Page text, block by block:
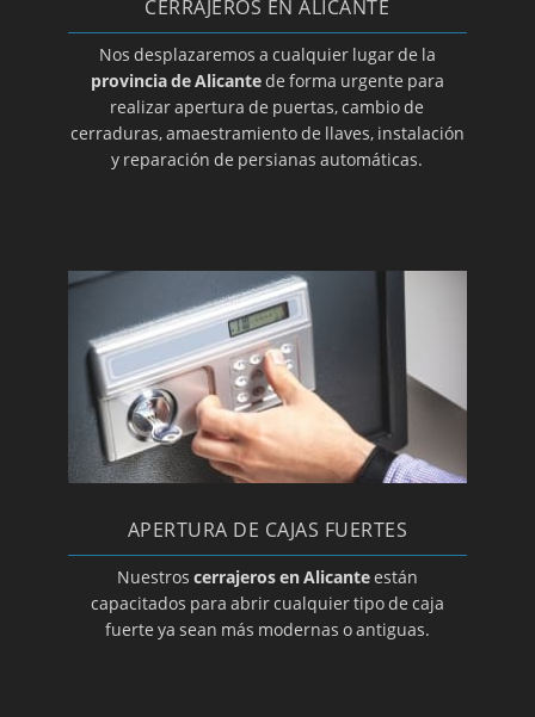
Cerrajeros en La Nucía
Cerrajeros en Orihuela
Cerrajeros en Pedreguer
Cerrajeros en Petrer
Cerrajeros en Pilar de la Horadada
Cerrajeros en San Fulgencio
Cerrajeros en San Vicente del Raspeig
Cerrajeros en Santa Pola
Cerrajeros en Sax
Cerrajeros en Teulada
Cerrajeros en Torrevieja
Cerrajeros en Villajoyosa
Cerrajeros en Villena
CERRAJEROS EN ALICANTE
Nos desplazaremos a cualquier lugar de la
provincia de Alicantede forma urgente para
realizar apertura de puertas, cambio de
cerraduras, amaestramiento de llaves, instalación
y reparación de persianas automáticas.
APERTURA DE CAJAS FUERTES
Nuestros cerrajeros en Alicanteestán
capacitados para abrir cualquier tipo de caja
fuerte ya sean más modernas o antiguas.